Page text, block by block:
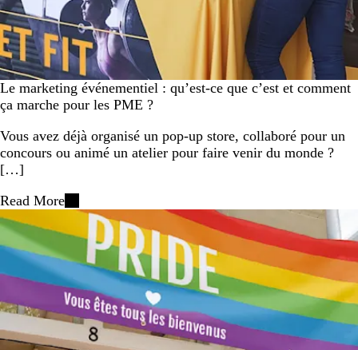
Le marketing événementiel : qu’est-ce que c’est et comment
ça marche pour les PME ?
Vous avez déjà organisé un pop-up store, collaboré pour un
concours ou animé un atelier pour faire venir du monde ?
[…]
Read More